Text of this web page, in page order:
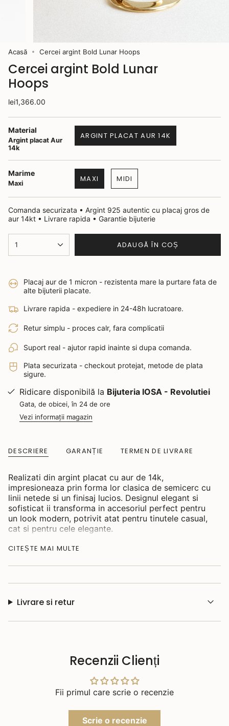
Acasă Cercei argint Bold Lunar Hoops
Cercei argint Bold Lunar
Hoops
lei1,366.00
Material
Argint placat Aur
14k
ARGINT PLACAT AUR 14K
Marime
Maxi MAXI MIDI
Comanda securizata • Argint 925 autentic cu placaj gros de
aur 14kt • Livrare rapida • Garantie bijuterie
1 ADAUGĂ ÎN COȘ
Placaj aur de 1 micron - rezistenta mare la purtare fata de
alte bijuterii placate.
Livrare rapida - expediere in 24-48h lucratoare.
Retur simplu - proces calr, fara complicatii
Suport real - ajutor rapid inainte si dupa comanda.
Plata securizata - checkout protejat, metode de plata
sigure.
Ridicare disponibilă la Bijuteria IOSA - Revolutiei
Gata, de obicei, în 24 de ore
Vezi informații magazin
DESCRIERE GARANȚIE TERMEN DE LIVRARE
Realizati din argint placat cu aur de 14k,
impresioneaza prin forma lor clasica de semicerc cu
linii netede si un finisaj lucios. Designul elegant si
sofisticat ii transforma in accesoriul perfect pentru
un look modern, potrivit atat pentru tinutele casual,
cat si pentru cele elegante.
Grosime:
Maxi: 4.31-4.24mm
Maxi: 49.94x50.61mm
CITEȘTE MAI MULTE
Livrare si retur
Recenzii Clienți
Fii primul care scrie o recenzie
Scrie o recenzie